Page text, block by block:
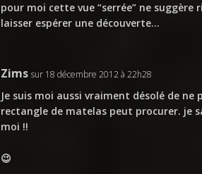
pour moi cette vue “serrée” ne
laisser espérer une découverte…
Zims sur 18 décembre 2012 à 22h28
Je suis moi aussi vraiment désolé de
rectangle de matelas peut procurer. je
moi !!
😉